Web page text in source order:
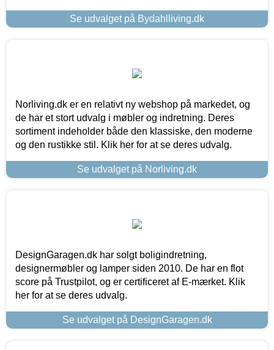
Se udvalget på Bydahlliving.dk
Norliving.dk er en relativt ny webshop på markedet, og
de har et stort udvalg i møbler og indretning. Deres
sortiment indeholder både den klassiske, den moderne
og den rustikke stil. Klik her for at se deres udvalg.
Se udvalget på Norliving.dk
DesignGaragen.dk har solgt boligindretning,
designermøbler og lamper siden 2010. De har en flot
score på Trustpilot, og er certificeret af E-mærket. Klik
her for at se deres udvalg.
Se udvalget på DesignGaragen.dk